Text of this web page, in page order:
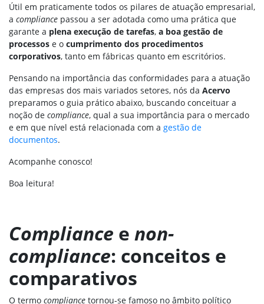
Útil em praticamente todos os pilares de atuação empresarial,
a compliance passou a ser adotada como uma prática que
garante a plena execução de tarefas, a boa gestão de
processos e o cumprimento dos procedimentos
corporativos, tanto em fábricas quanto em escritórios.
Pensando na importância das conformidades para a atuação
das empresas dos mais variados setores, nós da Acervo
preparamos o guia prático abaixo, buscando conceituar a
noção de compliance, qual a sua importância para o mercado
e em que nível está relacionada com a gestão de
documentos.
Acompanhe conosco!
Boa leitura!
Compliance e non-
compliance: conceitos e
comparativos
O termo compliance tornou-se famoso no âmbito político